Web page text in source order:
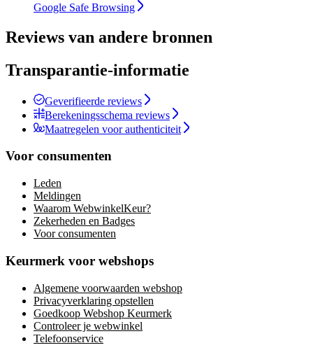
Google Safe Browsing
Reviews van andere bronnen
Transparantie-informatie
Geverifieerde reviews
Berekeningsschema reviews
Maatregelen voor authenticiteit
Voor consumenten
Leden
Meldingen
Waarom WebwinkelKeur?
Zekerheden en Badges
Voor consumenten
Keurmerk voor webshops
Algemene voorwaarden webshop
Privacyverklaring opstellen
Goedkoop Webshop Keurmerk
Controleer je webwinkel
Telefoonservice